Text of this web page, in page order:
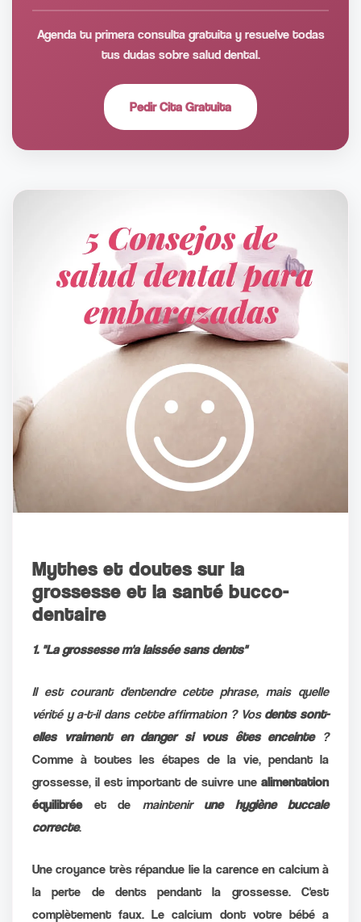
Mythes et doutes sur la
grossesse et la santé bucco-
dentaire
1. "La grossesse m'a laissée sans dents"
Il est courant d'entendre cette phrase, mais quelle
vérité y a-t-il dans cette affirmation ? Vos dents sont-
elles vraiment en danger si vous êtes enceinte?
Comme à toutes les étapes de la vie, pendant la
grossesse, il est important de suivre une alimentation
équilibréeet de maintenir
une hygiène buccale
correcte.
Une croyance très répandue lie la carence en calcium à
la perte de dents pendant la grossesse. C'est
complètement faux. Le calcium dont votre bébé a
Agenda tu primera consulta gratuita y resuelve todas
tus dudas sobre salud dental.
Pedir Cita Gratuita